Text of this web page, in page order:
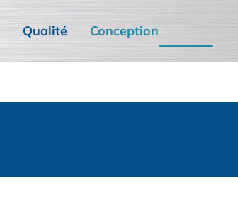
Qualité Conception